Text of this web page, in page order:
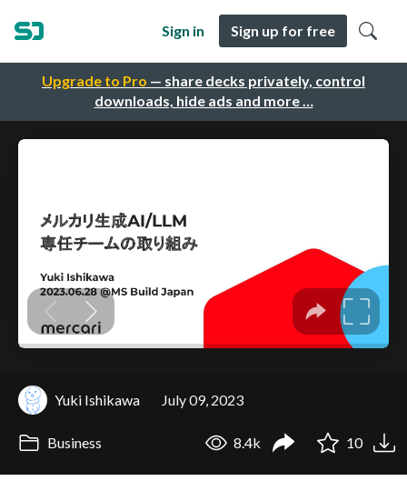
Upgrade to Pro — share decks privately, control
downloads, hide ads and more …
Sign in Sign up for free
Yuki Ishikawa July 09, 2023
Business 8.4k 10